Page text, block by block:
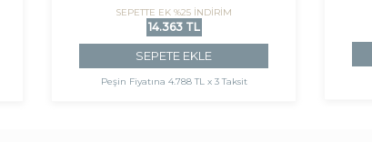
SEPETTE EK %25 İNDİRİM
14.363 TL
SEPETE EKLE
Peşin Fiyatına 4.788 TL x 3 Taksit